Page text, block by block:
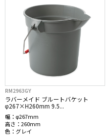
RM2963GY
ラバーメイド ブルートバケット
φ267×H260mm 9.5...
幅： φ267mm
高さ： 260mm
色： グレイ